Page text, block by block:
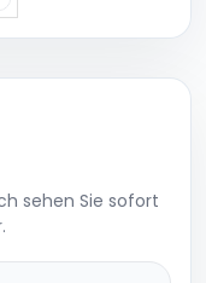
sehen Sie sofort